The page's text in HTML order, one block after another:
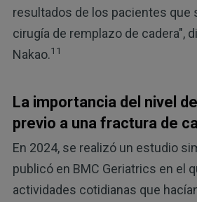
resultados de los pacientes que
cirugía de remplazo de cadera",
Nakao.11
La importancia del nivel
previo a una fractura de
En 2024, se realizó un estudio
publicó en BMC Geriatrics en el
actividades cotidianas que